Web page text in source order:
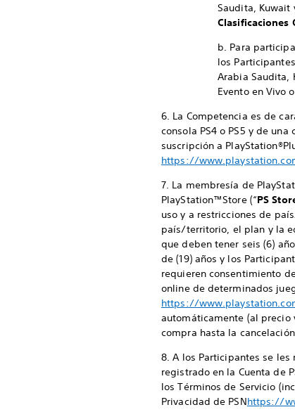
Saudita, Kuwait
Clasificaciones
b. Para
los
Arabia Saudita,
Evento en Vivo
6. La Competencia es de
consola PS4 o PS5 y de
suscripción a
https://
7. La membresía de
PlayStation™Store (“PS
uso y a restricciones de
país/territorio, el plan y la
que deben tener seis (6)
de (19) años y los
requieren consentimiento
online de determinados
https://
automáticamente (al precio
compra hasta la
8. A los Participantes se les
registrado en la Cuenta de
los Términos de Servicio
Privacidad de PSNhttps://